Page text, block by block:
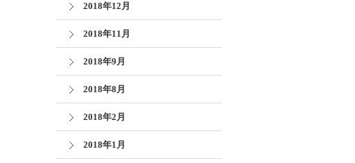
2018年12月
2018年11月
2018年9月
2018年8月
2018年2月
2018年1月